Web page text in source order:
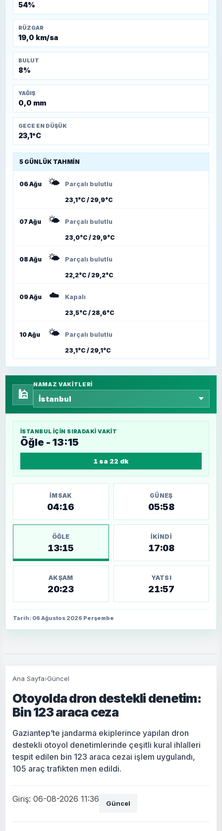
54%
RÜZGAR
19,0 km/sa
BULUT
8%
YAĞIŞ
0,0 mm
GECE EN DÜŞÜK
23,1°C
5 GÜNLÜK TAHMIN
06 Ağu 🌤️ Parçalı bulutlu
23,1°C / 29,9°C
07 Ağu 🌤️ Parçalı bulutlu
23,0°C / 29,9°C
08 Ağu 🌤️ Parçalı bulutlu
22,2°C / 29,2°C
09 Ağu ☁️ Kapalı
23,5°C / 28,6°C
10 Ağu 🌤️ Parçalı bulutlu
23,1°C / 29,1°C
🕌
NAMAZ VAKITLERI
İSTANBUL IÇIN SIRADAKI VAKIT
Öğle - 13:15
1 sa 22 dk
İMSAK
04:16
GÜNEŞ
05:58
ÖĞLE
13:15
İKINDI
17:08
AKŞAM
20:23
YATSI
21:57
Tarih: 06 Ağustos 2026 Perşembe
Ana Sayfa›Güncel
Otoyolda dron destekli denetim:
Bin 123 araca ceza
Gaziantep’te jandarma ekiplerince yapılan dron
destekli otoyol denetimlerinde çeşitli kural ihlalleri
tespit edilen bin 123 araca cezai işlem uygulandı,
105 araç trafikten men edildi.
Giriş: 06-08-2026 11:36 Güncel